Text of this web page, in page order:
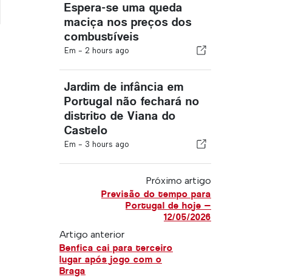
Espera-se uma queda
maciça nos preços dos
combustíveis
Em - 2 hours ago
Jardim de infância em
Portugal não fechará no
distrito de Viana do
Castelo
Em - 3 hours ago
Próximo artigo
Previsão do tempo para
Portugal de hoje —
12/05/2026
Artigo anterior
Benfica cai para terceiro
lugar após jogo com o
Braga